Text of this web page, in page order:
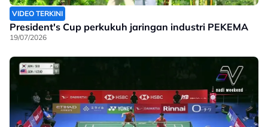
VIDEO TERKINI
President's Cup perkukuh jaringan industri PEKEMA
19/07/2026